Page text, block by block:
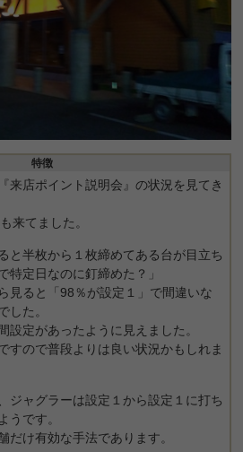
特徴
来店ポイント説明会』の状況を見てき
来てました。
と半枚から１枚締めてある台が目立ち
特定日なのに釘締めた？」
見ると「98％が設定１」で間違いな
した。
設定があったように見えました。
すので普段よりは良い状況かもしれま
ジャグラーは設定１から設定１に打ち
うです。
だけ有効な手法であります。